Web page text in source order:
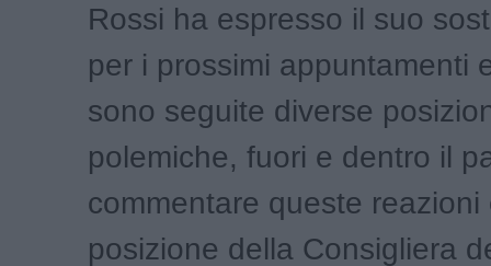
Rossi ha espresso il suo
per i prossimi appuntamenti
sono seguite diverse
polemiche, fuori e dentro il
commentare queste reazioni
posizione della Consigliera